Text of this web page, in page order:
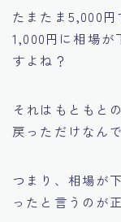
たまたま5,000円
1,000円に相場が
すよね？
それは もともと
戻っただけ なん
つまり、相場が
ったと言うのが